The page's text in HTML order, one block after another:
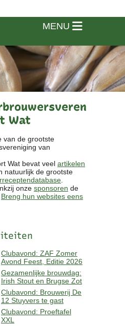
Wat
van de grootste
van
Wat bevat veel artikelen
natuurlijk de grootste
onze sponsoren de
Breng hun websites eens
Clubavond: ZAF Zomer
Avond Feest, Editie 2026
Gezamenlijke brouwdag:
Irish Stout en Brugse Zot
Clubavond: Brouwerij De
12 Stuyvers te gast
Clubavond: Proeftafel
XXL
MENU